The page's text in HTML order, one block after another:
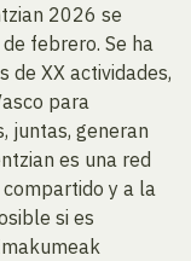
2026 se
febrero. Se ha
de XX actividades,
para
juntas, generan
es una red
y a la
si es